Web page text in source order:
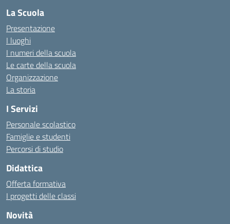
La Scuola
Presentazione
I luoghi
I numeri della scuola
Le carte della scuola
Organizzazione
La storia
I Servizi
Personale scolastico
Famiglie e studenti
Percorsi di studio
Didattica
Offerta formativa
I progetti delle classi
Novità